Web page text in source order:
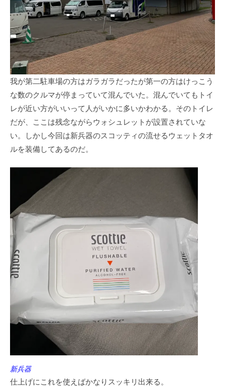
我が第二駐車場の方はガラガラだったが第一の方はけっこう
な数のクルマが停まっていて混んでいた。混んでいてもトイ
レが近い方がいいって人がいかに多いかわかる。そのトイレ
だが、ここは残念ながらウォシュレットが設置されていな
い。しかし今回は新兵器のスコッティの流せるウェットタオ
ルを装備してあるのだ。
新兵器
仕上げにこれを使えばかなりスッキリ出来る。